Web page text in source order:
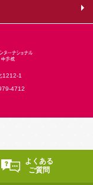
よくある
ご質問
1212-1
4712